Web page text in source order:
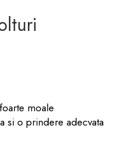
moale
si o prindere adecvata